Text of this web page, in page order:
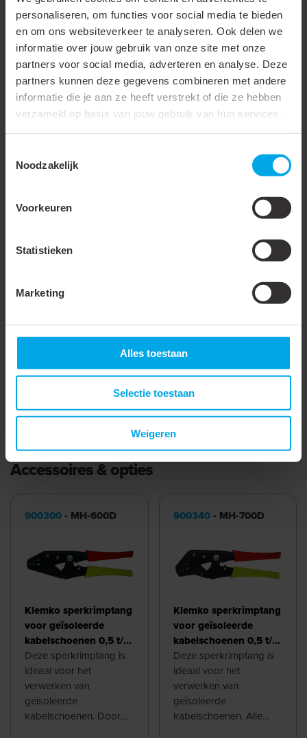
personaliseren, om functies voor social media te bieden
en om ons websiteverkeer te analyseren. Ook delen we
informatie over jouw gebruik van onze site met onze
partners voor social media, adverteren en analyse. Deze
partners kunnen deze gegevens combineren met andere
informatie die je aan ze heeft verstrekt of die ze hebben
verzameld op basis van jouw gebruik van hun services.
Noodzakelijk
Voorkeuren
Statistieken
Marketing
Alles toestaan
Selectie toestaan
Weigeren
geleider
Geschikt voor hoge
temperaturen (tot 650 °C)
Geschikt voor lakdraad
Geschikt voor ronde
Geschikt voor vlakke
Temperatuurbestendig tot
verbindingen
Materiaal
Boutmaat (imperial)
Accessoire
Halogeenvrij
Meer laden
Accessoires & opties
900300- MH-600D
Klemko sperkrimptang
voor geïsoleerde
kabelschoenen 0,5 t/m
6,0 mm², recht
Deze sperkrimptang is
ideaal voor het
verwerken van
geïsoleerde
kabelschoenen. Door
900340- MH-700D
Klemko sperkrimptang
voor geïsoleerde
kabelschoenen 0,5 t/m
6,0 mm², 45°
Deze sperkrimptang is
ideaal voor het
verwerken van
geïsoleerde
kabelschoenen. Alle